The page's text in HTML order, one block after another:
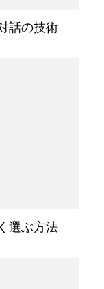
話の技術
選ぶ方法